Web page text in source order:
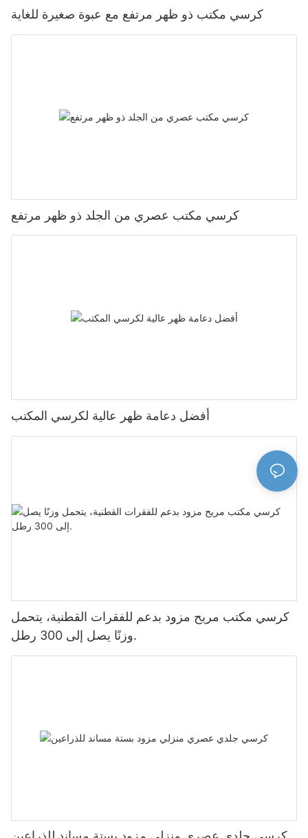
كرسي مكتب ذو ظهر مرتفع مع عبوة صغيرة للغاية
كرسي مكتب عصري من الجلد ذو ظهر مرتفع
أفضل دعامة ظهر عالية لكرسي المكتب
كرسي مكتب مريح مزود بدعم للفقرات القطنية، يتحمل
وزنًا يصل إلى 300 رطل.